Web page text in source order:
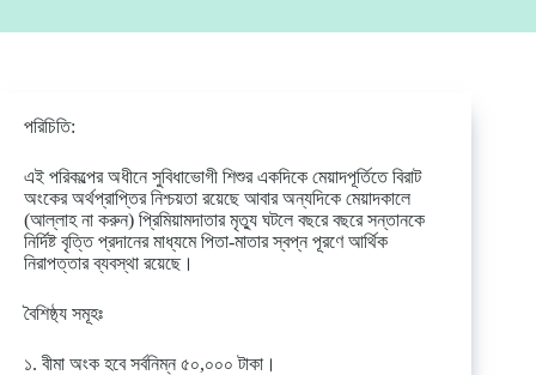
পরিচিতি:
এই পরিকল্পের অধীনে সুবিধাভোগী শিশুর একদিকে মেয়াদপূর্তিতে বিরাট
অংকের অর্থপ্রাপ্তির নিশ্চয়তা রয়েছে আবার অন্যদিকে মেয়াদকালে
(আল্লাহ না করুন) প্রিমিয়ামদাতার মৃত্যু ঘটলে বছরে বছরে সন্তানকে
নির্দিষ্ট বৃত্তি প্রদানের মাধ্যমে পিতা-মাতার স্বপ্ন পূরণে আর্থিক
নিরাপত্তার ব্যবস্থা রয়েছে।
বৈশিষ্ঠ্য সমূহঃ
১. বীমা অংক হবে সর্বনিম্ন ৫০,০০০ টাকা।